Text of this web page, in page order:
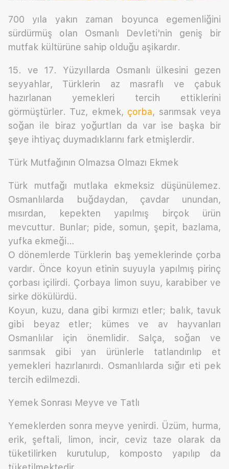
700 yıla yakın zaman boyunca egemenliğini
sürdürmüş olan Osmanlı Devleti'nin geniş bir
mutfak kültürüne sahip olduğu aşikardır.
15. ve 17. Yüzyıllarda Osmanlı ülkesini gezen
seyyahlar, Türklerin az masraflı ve çabuk
hazırlanan yemekleri tercih ettiklerini
görmüştürler. Tuz, ekmek, çorba, sarımsak veya
soğan ile biraz yoğurtları da var ise başka bir
şeye ihtiyaç duymadıklarını fark etmişlerdir.
Türk Mutfağının Olmazsa Olmazı Ekmek
Türk mutfağı mutlaka ekmeksiz düşünülemez.
Osmanlılarda buğdaydan, çavdar unundan,
mısırdan, kepekten yapılmış birçok ürün
mevcuttur. Bunlar; pide, somun, şepit, bazlama,
yufka ekmeği…
O dönemlerde Türklerin baş yemeklerinde çorba
vardır. Önce koyun etinin suyuyla yapılmış pirinç
çorbası içilirdi. Çorbaya limon suyu, karabiber ve
sirke dökülürdü.
Koyun, kuzu, dana gibi kırmızı etler; balık, tavuk
gibi beyaz etler; kümes ve av hayvanları
Osmanlılar için önemlidir. Salça, soğan ve
sarımsak gibi yan ürünlerle tatlandırılıp et
yemekleri hazırlanırdı. Osmanlılarda sığır eti pek
tercih edilmezdi.
Yemek Sonrası Meyve ve Tatlı
Yemeklerden sonra meyve yenirdi. Üzüm, hurma,
erik, şeftali, limon, incir, ceviz taze olarak da
tüketilirken kurutulup, komposto yapılıp da